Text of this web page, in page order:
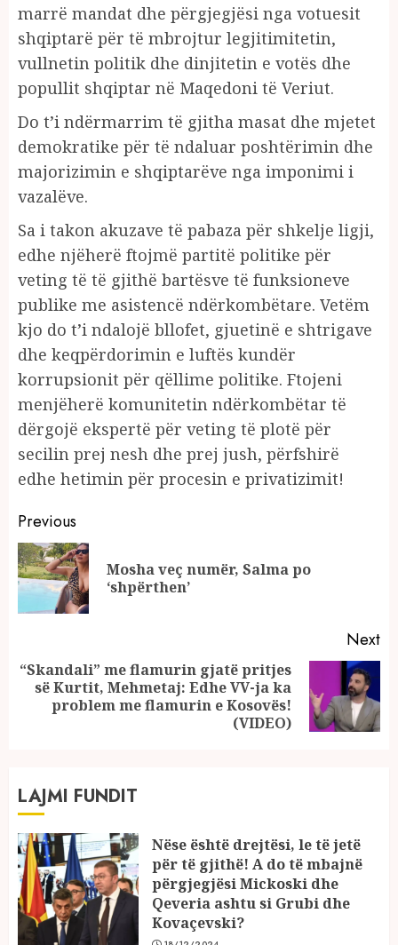
marrë mandat dhe përgjegjësi nga votuesit
shqiptarë për të mbrojtur legjitimitetin,
vullnetin politik dhe dinjitetin e votës dhe
popullit shqiptar në Maqedoni të Veriut.
Do t’i ndërmarrim të gjitha masat dhe mjetet
demokratike për të ndaluar poshtërimin dhe
majorizimin e shqiptarëve nga imponimi i
vazalëve.
Sa i takon akuzave të pabaza për shkelje ligji,
edhe njëherë ftojmë partitë politike për
veting të të gjithë bartësve të funksioneve
publike me asistencë ndërkombëtare. Vetëm
kjo do t’i ndalojë bllofet, gjuetinë e shtrigave
dhe keqpërdorimin e luftës kundër
korrupsionit për qëllime politike. Ftojeni
menjëherë komunitetin ndërkombëtar të
dërgojë ekspertë për veting të plotë për
secilin prej nesh dhe prej jush, përfshirë
edhe hetimin për procesin e privatizimit!
Continue
Reading
Previous
Mosha veç numër, Salma po
‘shpërthen’
Next
Next
post:
“Skandali” me flamurin gjatë pritjes
së Kurtit, Mehmetaj: Edhe VV-ja ka
problem me flamurin e Kosovës!
(VIDEO)
LAJMI FUNDIT
Nëse është drejtësi, le të jetë
për të gjithë! A do të mbajnë
përgjegjësi Mickoski dhe
Qeveria ashtu si Grubi dhe
Kovaçevski?